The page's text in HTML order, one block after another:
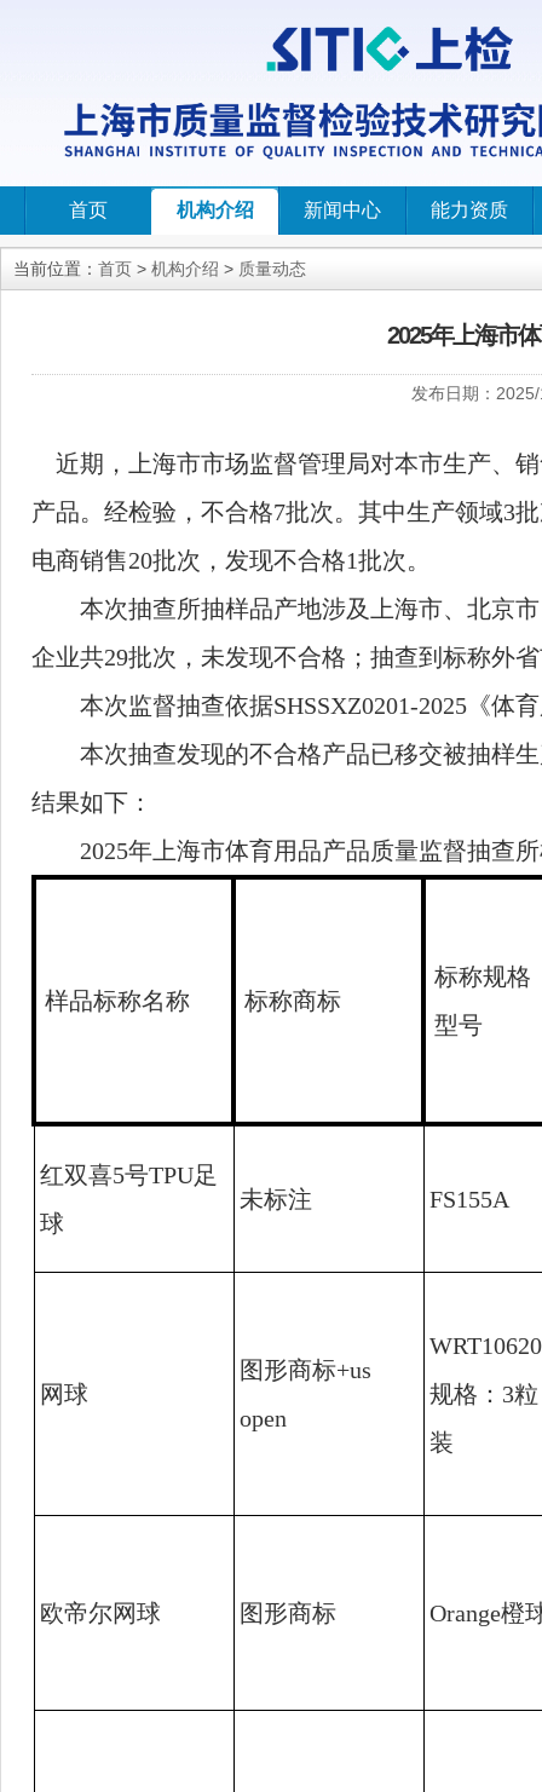
首页 机构介绍 新闻中心 能力资质
当前位置： 首页 > 机构介绍 > 质量动态
2025年上海市
发布日期：
近期，上海市市场监督管理局对本市生产、
产品。经检验，不合格7批次。其中生产领域3
电商销售20批次，发现不合格1批次。
本次抽查所抽样品产地涉及上海市、北京
企业共29批次，未发现不合格；抽查到标称外
本次监督抽查依据SHSSXZ0201-2025 《体
本次抽查发现的不合格产品已移交被抽样
结果如下：
2025年上海市体育用品产品质量监督抽查
样品标称名称 标称商标
标称规格
型号
红双喜5号TPU足
球
未标注 FS155A
网球
图形商标+us
open
规格： 3粒
装
欧帝尔网球 图形商标 Orange橙